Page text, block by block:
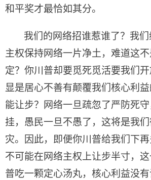
和平奖才最恰如其分。
我们的网络招谁惹谁了？我
主权保持网络一片净土，难道这
定？你川普却要觅死觅活要我们
显是居心不善有颠覆我们核心利
能让步？网络一旦疏忽了严防死
挂，愚民一旦不愚了，这将是我
灾。因此，即便你川普给我们下
不可能在网络主权上让步半寸，
普吃一颗定心汤丸，核心利益没有